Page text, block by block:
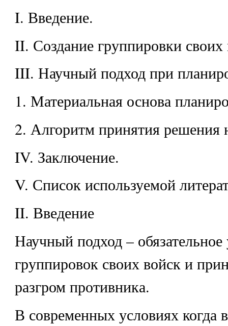
I. Введение.
II. Создание группировки своих
III. Научный подход при
1. Материальная основа
2. Алгоритм принятия решения
IV. Заключение.
V. Список используемой
II. Введение
Научный подход – обязательное
группировок своих войск и
разгром противника.
В современных условиях когда